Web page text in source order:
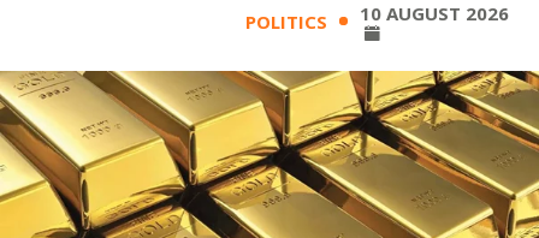
POLITICS 10 AUGUST 2026